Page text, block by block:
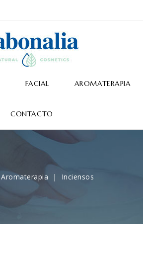
FACIAL AROMATERAPIA
CONTACTO
Aromaterapia Inciensos